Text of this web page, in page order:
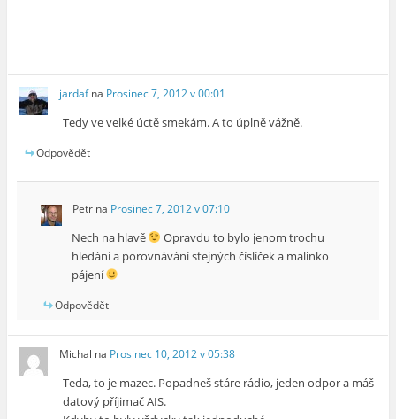
jardafna Prosinec 7, 2012 v 00:01
Tedy ve velké úctě smekám. A to úplně vážně.
Odpovědět
Petrna Prosinec 7, 2012 v 07:10
Nech na hlavě
Opravdu to bylo jenom trochu
hledání a porovnávání stejných číslíček a malinko
pájení
Odpovědět
Michal na Prosinec 10, 2012 v 05:38
Teda, to je mazec. Popadneš stáre rádio, jeden odpor a máš
datový příjimač AIS.